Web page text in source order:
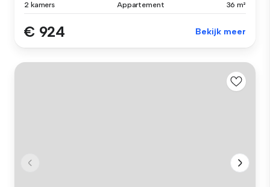
2 kamers Appartement 36 m²
€ 924 Bekijk meer